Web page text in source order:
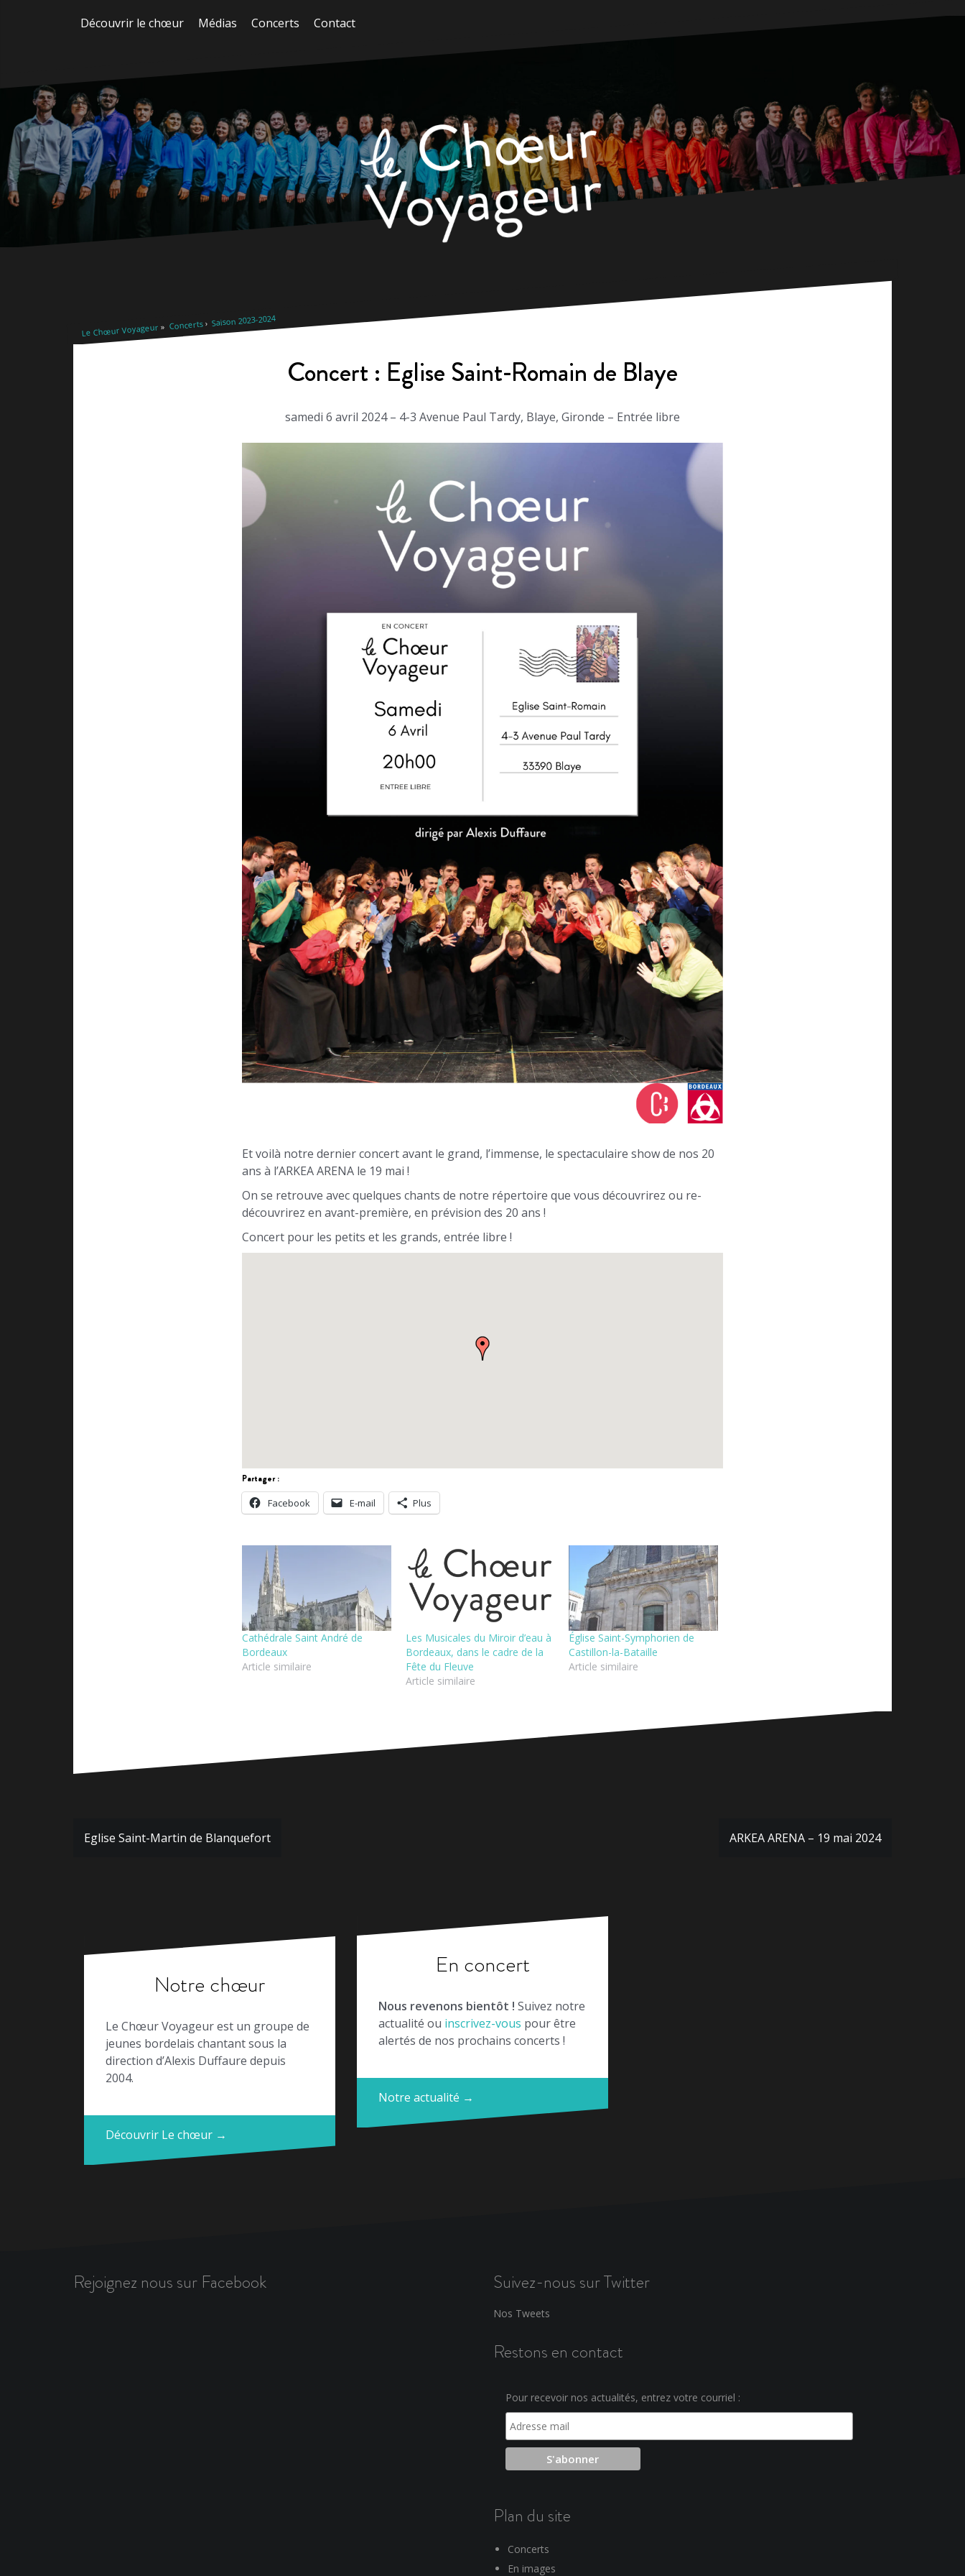
Découvrir le chœur Médias Concerts Contact
Le Chœur Voyageur Concerts Saison 2023-2024
Concert : Eglise Saint-Romain de Blaye
samedi 6 avril 2024 – 4-3 Avenue Paul Tardy, Blaye, Gironde – Entrée libre
Et voilà notre dernier concert avant le grand, l’immense, le spectaculaire show de nos 20
ans à l’ARKEA ARENA le 19 mai !
On se retrouve avec quelques chants de notre répertoire que vous découvrirez ou re-
découvrirez en avant-première, en prévision des 20 ans !
Concert pour les petits et les grands, entrée libre !
Partager :
Facebook
E-mail Plus
Cathédrale Saint André de
Bordeaux
Article similaire
Les Musicales du Miroir d’eau à
Bordeaux, dans le cadre de la
Fête du Fleuve
Article similaire
Église Saint-Symphorien de
Castillon-la-Bataille
Article similaire
Navigation
de
Eglise Saint-Martin de Blanquefort ARKEA ARENA – 19 mai 2024
Notre chœur
Le Chœur Voyageur est un groupe de
jeunes bordelais chantant sous la
direction d’Alexis Duffaure depuis
2004.
Découvrir Le chœur →
En concert
Nous revenons bientôt ! Suivez notre
actualité ou inscrivez-vous pour être
alertés de nos prochains concerts !
Notre actualité →
Rejoignez nous sur Facebook Suivez-nous sur Twitter
Nos Tweets
Restons en contact
Pour recevoir nos actualités, entrez votre courriel :
Plan du site
Concerts
En images